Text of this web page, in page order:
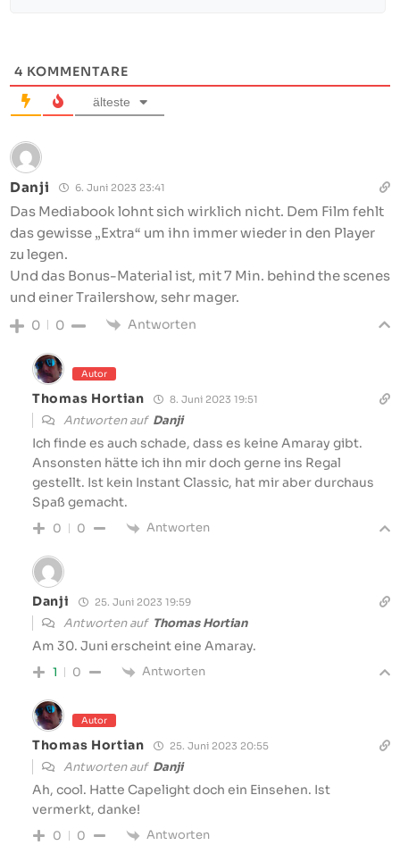
4 KOMMENTARE
älteste
Danji 6. Juni 2023 23:41
Das Mediabook lohnt sich wirklich nicht. Dem Film fehlt
das gewisse „Extra“ um ihn immer wieder in den Player
zu legen.
Und das Bonus-Material ist, mit 7 Min. behind the scenes
und einer Trailershow, sehr mager.
0 0 Antworten
Autor
Thomas Hortian 8. Juni 2023 19:51
Antworten auf Danji
Ich finde es auch schade, dass es keine Amaray gibt.
Ansonsten hätte ich ihn mir doch gerne ins Regal
gestellt. Ist kein Instant Classic, hat mir aber durchaus
Spaß gemacht.
0 0 Antworten
Danji 25. Juni 2023 19:59
Antworten auf Thomas Hortian
Am 30. Juni erscheint eine Amaray.
1 0 Antworten
Autor
Thomas Hortian 25. Juni 2023 20:55
Antworten auf Danji
Ah, cool. Hatte Capelight doch ein Einsehen. Ist
vermerkt, danke!
0 0 Antworten